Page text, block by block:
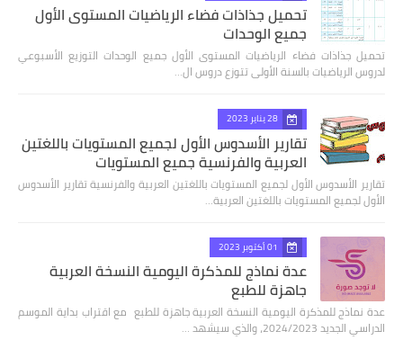
تحميل جذاذات فضاء الرياضيات المستوى الأول
جميع الوحدات
تحميل جذاذات فضاء الرياضيات المستوى الأول جميع الوحدات التوزيع الأسبوعي
لدروس الرياضيات بالسنة الأولى تتوزع دروس ال…
28 يناير 2023
تقارير الأسدوس الأول لجميع المستويات باللغتين
العربية والفرنسية جميع المستويات
تقارير الأسدوس الأول لجميع المستويات باللغتين العربية والفرنسية تقارير الأسدوس
الأول لجميع المستويات باللغتين العربية…
01 أكتوبر 2023
عدة نماذج للمذكرة اليومية النسخة العربية
جاهزة للطبع
عدة نماذج للمذكرة اليومية النسخة العربية جاهزة للطبع مع اقتراب بداية الموسم
الدراسي الجديد 2024/2023، والذي سيشهد …